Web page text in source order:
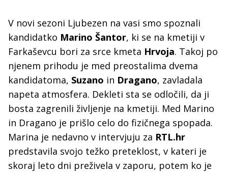
V novi sezoni Ljubezen na vasi smo spoznali
kandidatko Marino Šantor, ki se na kmetiji v
Farkaševcu bori za srce kmeta Hrvoja. Takoj po
njenem prihodu je med preostalima dvema
kandidatoma, Suzano in Dragano, zavladala
napeta atmosfera. Dekleti sta se odločili, da ji
bosta zagrenili življenje na kmetiji. Med Marino
in Dragano je prišlo celo do fizičnega spopada.
Marina je nedavno v intervjuju za RTL.hr
predstavila svojo težko preteklost, v kateri je
skoraj leto dni preživela v zaporu, potem ko je